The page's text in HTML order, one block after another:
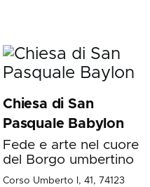
Chiesa di San
Pasquale Babylon
Fede e arte nel cuore
del Borgo umbertino
Corso Umberto I, 41, 74123